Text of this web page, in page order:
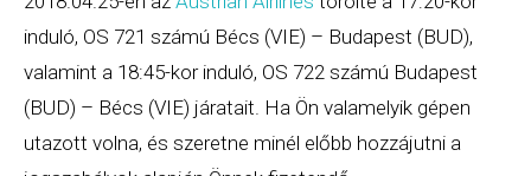
induló, OS 721 számú Bécs (VIE) – Budapest (BUD),
valamint a 18:45-kor induló, OS 722 számú Budapest
(BUD) – Bécs (VIE) járatait. Ha Ön valamelyik gépen
utazott volna, és szeretne minél előbb hozzájutni a